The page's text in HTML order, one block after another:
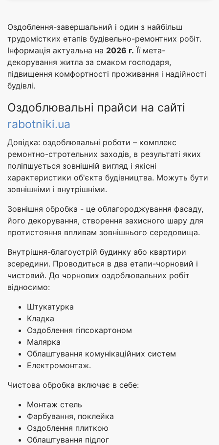
Оздоблення-завершальний і один з найбільш
трудомістких етапів будівельно-ремонтних робіт.
Інформація актуальна на 2026 г. Її мета-
декорування житла за смаком господаря,
підвищення комфортності проживання і надійності
будівлі.
Оздоблювальні прайси на сайті
rabotniki.ua
Довідка: оздоблювальні роботи – комплекс
ремонтно-стротельних заходів, в результаті яких
поліпшується зовнішній вигляд і якісні
характеристики об'єкта будівництва. Можуть бути
зовнішніми і внутрішніми.
Зовнішня обробка - це облагороджування фасаду,
його декорування, створення захисного шару для
протистояння впливам зовнішнього середовища.
Внутрішня-благоустрій будинку або квартири
зсередини. Проводиться в два етапи-чорновий і
чистовий. До чорнових оздоблювальних робіт
відносимо:
Штукатурка
Кладка
Оздоблення гіпсокартоном
Малярка
Облаштування комунікаційних систем
Електромонтаж.
Чистова обробка включає в себе:
Монтаж стель
Фарбування, поклейка
Оздоблення плиткою
Облаштування підлог